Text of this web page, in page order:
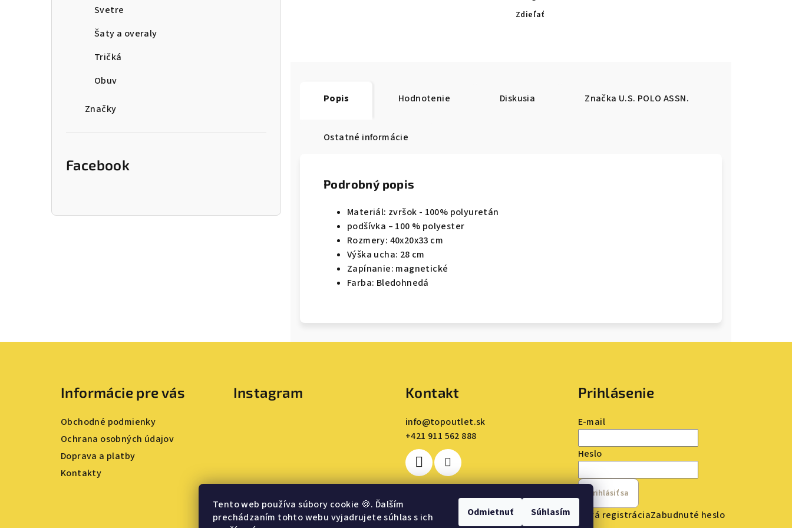
Tento web používa súbory cookie 🍪. Ďalším
prechádzaním tohto webu vyjadrujete súhlas s ich
Odmietnuť Súhlasím
Svetre
Šaty a overaly
Tričká
Obuv
Značky
Facebook
Zdieľať
Popis Hodnotenie Diskusia Značka U.S. POLO ASSN.
Ostatné informácie
Podrobný popis
Materiál: zvršok - 100% polyuretán
podšívka – 100 % polyester
Rozmery: 40x20x33 cm
Výška ucha: 28 cm
Zapínanie: magnetické
Farba: Bledohnedá
Informácie pre vás
Obchodné podmienky
Ochrana osobných údajov
Doprava a platby
Kontakty
Instagram Kontakt
info@topoutlet.sk
+421 911 562 888
Prihlásenie
E-mail
Heslo
Prihlásiť sa
Nová registráciaZabudnuté heslo